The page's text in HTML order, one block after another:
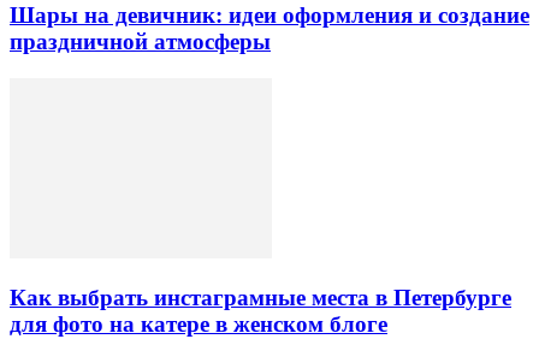
Шары на девичник: идеи оформления и создание
праздничной атмосферы
Как выбрать инстаграмные места в Петербурге
для фото на катере в женском блоге